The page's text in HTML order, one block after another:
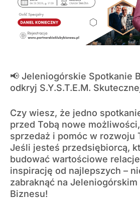
📢 Jeleniogórskie Spotkanie
odkryj S.Y.S.T.E.M.
Czy wiesz, że jedno
przed Tobą nowe
sprzedaż i pomóc w rozwoju
Jeśli jesteś przedsiębiorcą,
budować wartościowe
inspirację od najlepszych –
zabraknąć na Jeleniogórskim
Biznesu!